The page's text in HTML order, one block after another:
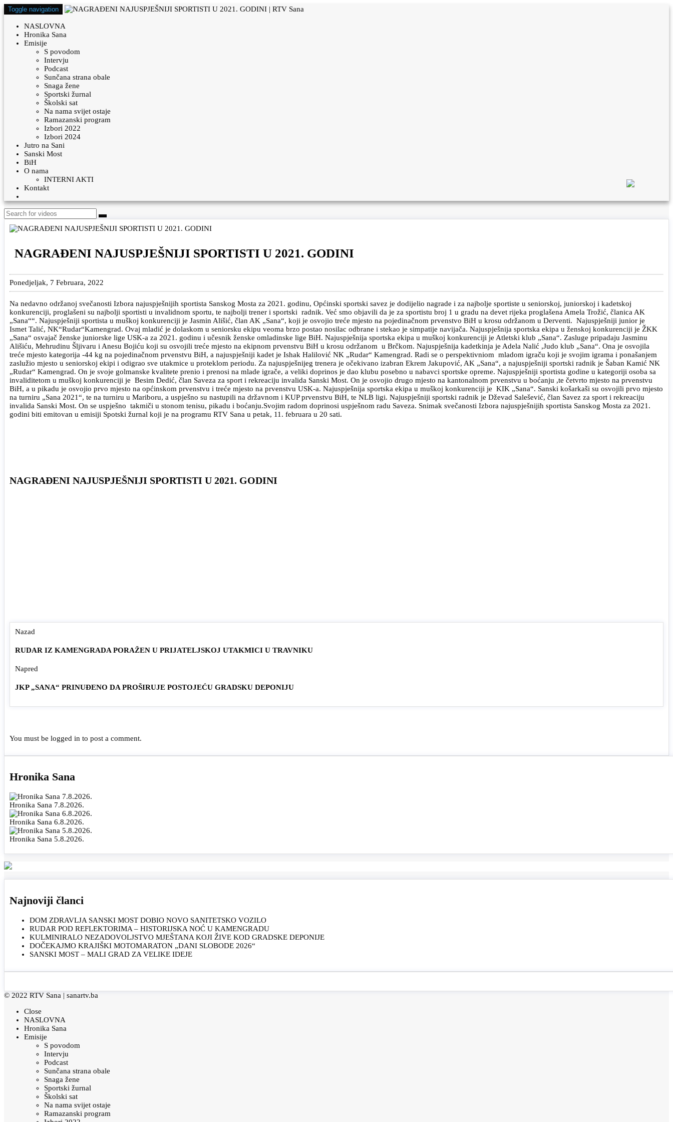
Toggle navigation
NASLOVNA
Hronika Sana
Emisije
S povodom
Intervju
Podcast
Sunčana strana obale
Snaga žene
Sportski žurnal
Školski sat
Na nama svijet ostaje
Ramazanski program
Izbori 2022
Izbori 2024
Jutro na Sani
Sanski Most
BiH
O nama
INTERNI AKTI
Kontakt
NAGRAĐENI NAJUSPJEŠNIJI SPORTISTI U 2021. GODINI
Ponedjeljak, 7 Februara, 2022
Na nedavno održanoj svečanosti Izbora najuspješnijih sportista Sanskog Mosta za 2021. godinu, Općinski sportski savez je dodijelio nagrade i za najbolje sportiste u seniorskoj, juniorskoj i kadetskoj
konkurenciji, proglašeni su najbolji sportisti u invalidnom sportu, te najbolji trener i sportski radnik. Već smo objavili da je za sportistu broj 1 u gradu na devet rijeka proglašena Amela Trožić, članica AK
„Sana““. Najuspješniji sportista u muškoj konkurenciji je Jasmin Ališić, član AK „Sana“, koji je osvojio treće mjesto na pojedinačnom prvenstvo BiH u krosu održanom u Derventi. Najuspješniji junior je
Ismet Talić, NK“Rudar“Kamengrad. Ovaj mladić je dolaskom u seniorsku ekipu veoma brzo postao nosilac odbrane i stekao je simpatije navijača. Najuspješnija sportska ekipa u ženskoj konkurenciji je ŽKK
„Sana“ osvajač ženske juniorske lige USK-a za 2021. godinu i učesnik ženske omladinske lige BiH. Najuspješnija sportska ekipa u muškoj konkurenciji je Atletski klub „Sana“. Zasluge pripadaju Jasminu
Ališiću, Mehrudinu Šljivaru i Anesu Bojiću koji su osvojili treće mjesto na ekipnom prvenstvu BiH u krosu održanom u Brčkom. Najuspješnija kadetkinja je Adela Nalić ,Judo klub „Sana“. Ona je osvojila
treće mjesto kategorija -44 kg na pojedinačnom prvenstvu BiH, a najuspješniji kadet je Ishak Halilović NK „Rudar“ Kamengrad. Radi se o perspektivniom mladom igraču koji je svojim igrama i ponašanjem
zaslužio mjesto u seniorskoj ekipi i odigrao sve utakmice u proteklom periodu. Za najuspješnijeg trenera je očekivano izabran Ekrem Jakupović, AK „Sana“, a najuspješniji sportski radnik je Šaban Kamić NK
„Rudar“ Kamengrad. On je svoje golmanske kvalitete prenio i prenosi na mlade igrače, a veliki doprinos je dao klubu posebno u nabavci sportske opreme. Najuspješniji sportista godine u kategoriji osoba sa
invaliditetom u muškoj konkurenciji je Besim Dedić, član Saveza za sport i rekreaciju invalida Sanski Most. On je osvojio drugo mjesto na kantonalnom prvenstvu u boćanju ,te četvrto mjesto na prvenstvu
BiH, a u pikadu je osvojio prvo mjesto na općinskom prvenstvu i treće mjesto na prvenstvu USK-a. Najuspješnija sportska ekipa u muškoj konkurenciji je KIK „Sana“. Sanski košarkaši su osvojili prvo mjesto
na turniru „Sana 2021“, te na turniru u Mariboru, a uspješno su nastupili na državnom i KUP prvenstvu BiH, te NLB ligi. Najuspješniji sportski radnik je Dževad Salešević, član Savez za sport i rekreaciju
invalida Sanski Most. On se uspješno takmiči u stonom tenisu, pikadu i boćanju.Svojim radom doprinosi uspješnom radu Saveza. Snimak svečanosti Izbora najuspješnijih sportista Sanskog Mosta za 2021.
godini biti emitovan u emisiji Spotski žurnal koji je na programu RTV Sana u petak, 11. februara u 20 sati.
NAGRAĐENI NAJUSPJEŠNIJI SPORTISTI U 2021. GODINI
Nazad
RUDAR IZ KAMENGRADA PORAŽEN U PRIJATELJSKOJ UTAKMICI U TRAVNIKU
Napred
JKP „SANA“ PRINUĐENO DA PROŠIRUJE POSTOJEĆU GRADSKU DEPONIJU
You must be logged in to post a comment.
Hronika Sana
Hronika Sana 7.8.2026.
Hronika Sana 6.8.2026.
Hronika Sana 5.8.2026.
Najnoviji članci
DOM ZDRAVLJA SANSKI MOST DOBIO NOVO SANITETSKO VOZILO
RUDAR POD REFLEKTORIMA – HISTORIJSKA NOĆ U KAMENGRADU
KULMINIRALO NEZADOVOLJSTVO MJEŠTANA KOJI ŽIVE KOD GRADSKE DEPONIJE
DOČEKAJMO KRAJIŠKI MOTOMARATON „DANI SLOBODE 2026“
SANSKI MOST – MALI GRAD ZA VELIKE IDEJE
© 2022 RTV Sana | sanartv.ba
Close
NASLOVNA
Hronika Sana
Emisije
S povodom
Intervju
Podcast
Sunčana strana obale
Snaga žene
Sportski žurnal
Školski sat
Na nama svijet ostaje
Ramazanski program